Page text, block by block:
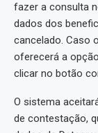
fazer a consulta
dados dos
cancelado. Caso
oferecerá a
clicar no botão
O sistema
de contestação,